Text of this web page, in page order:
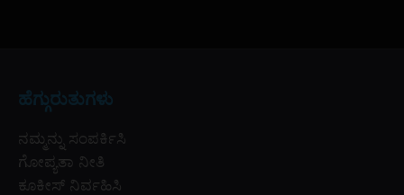
ಹೆಗ್ಗುರುತುಗಳು
ನಮ್ಮನ್ನು ಸಂಪರ್ಕಿಸಿ
ಗೋಪ್ಯತಾ ನೀತಿ
ಕೂಕೀಸ್ ನಿರ್ವಹಿಸಿ